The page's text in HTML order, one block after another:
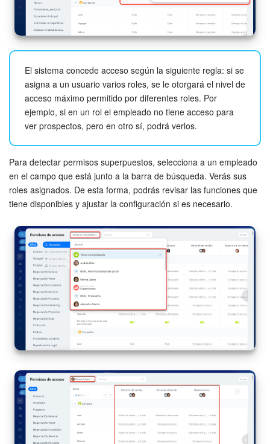
El sistema concede acceso según la siguiente regla: si se
asigna a un usuario varios roles, se le otorgará el nivel de
acceso máximo permitido por diferentes roles. Por
ejemplo, si en un rol el empleado no tiene acceso para
ver prospectos, pero en otro sí, podrá verlos.
Para detectar permisos superpuestos, selecciona a un empleado
en el campo que está junto a la barra de búsqueda. Verás sus
roles asignados. De esta forma, podrás revisar las funciones que
tiene disponibles y ajustar la configuración si es necesario.